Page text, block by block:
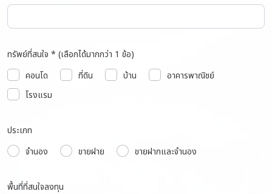
ทรัพย์ที่สนใจ * (เลือกได้มากกว่า 1 ข้อ)
คอนโด
ที่ดิน บ้าน
อาคารพาณิชย์
โรงแรม
ประเภท
จำนอง
ขายฝาย ขายฝากและจำนอง
พื้นที่ที่สนใจลงทุน